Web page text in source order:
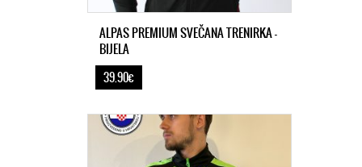
ALPAS PREMIUM SVEČANA TRENIRKA -
BIJELA
39.90€